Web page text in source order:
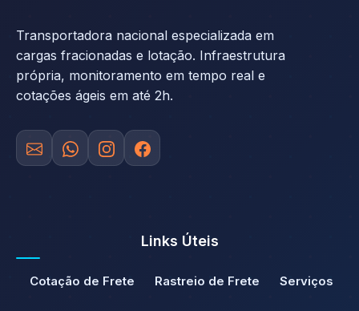
Transportadora nacional especializada em
cargas fracionadas e lotação. Infraestrutura
própria, monitoramento em tempo real e
cotações ágeis em até 2h.
Links Úteis
Cotação de Frete Rastreio de Frete Serviços